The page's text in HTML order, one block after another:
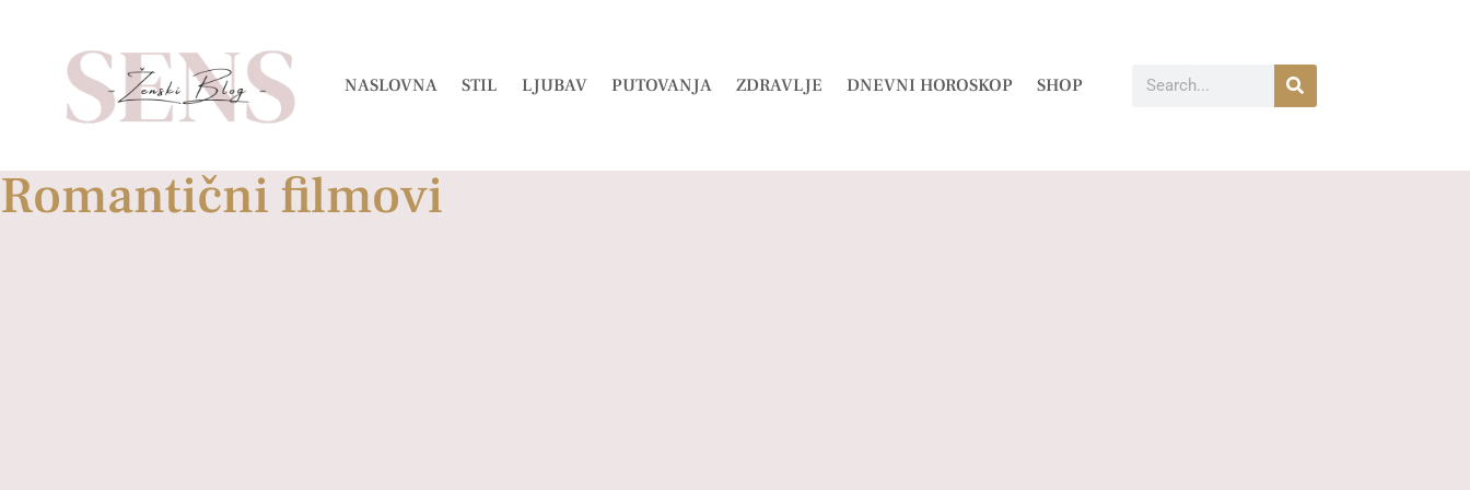
NASLOVNA STIL LJUBAV PUTOVANJA ZDRAVLJE DNEVNI HOROSKOP SHOP
Romantični filmovi